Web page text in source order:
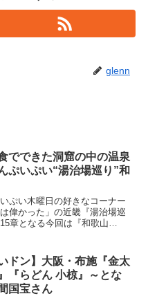
glenn
でできた洞窟の中の温泉
ぷいぷい“湯治場巡り”和
ぷい木曜日の好きなコーナー
は偉かった」の近畿『湯治場巡
章となる今回は『和歌山
温泉』を目指す旅。350～400km
長居道のり...
ドン】大阪・布施『金太
『らどん 小椋』～とな
国宝さん